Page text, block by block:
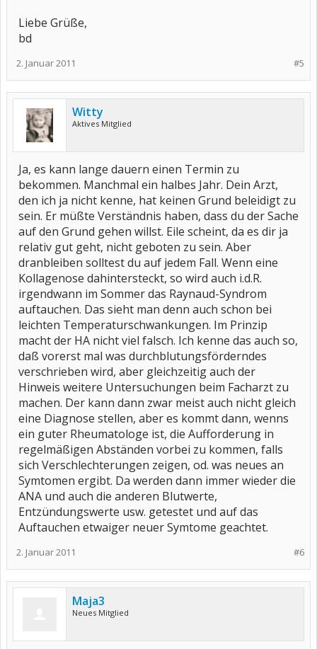
Liebe Grüße,
bd
#5
2. Januar 2011
Witty
Aktives Mitglied
Ja, es kann lange dauern einen Termin zu
bekommen. Manchmal ein halbes Jahr. Dein Arzt,
den ich ja nicht kenne, hat keinen Grund beleidigt zu
sein. Er müßte Verständnis haben, dass du der Sache
auf den Grund gehen willst. Eile scheint, da es dir ja
relativ gut geht, nicht geboten zu sein. Aber
dranbleiben solltest du auf jedem Fall. Wenn eine
Kollagenose dahintersteckt, so wird auch i.d.R.
irgendwann im Sommer das Raynaud-Syndrom
auftauchen. Das sieht man denn auch schon bei
leichten Temperaturschwankungen. Im Prinzip
macht der HA nicht viel falsch. Ich kenne das auch so,
daß vorerst mal was durchblutungsförderndes
verschrieben wird, aber gleichzeitig auch der
Hinweis weitere Untersuchungen beim Facharzt zu
machen. Der kann dann zwar meist auch nicht gleich
eine Diagnose stellen, aber es kommt dann, wenns
ein guter Rheumatologe ist, die Aufforderung in
regelmäßigen Abständen vorbei zu kommen, falls
sich Verschlechterungen zeigen, od. was neues an
Symtomen ergibt. Da werden dann immer wieder die
ANA und auch die anderen Blutwerte,
Entzündungswerte usw. getestet und auf das
Auftauchen etwaiger neuer Symtome geachtet.
#6
2. Januar 2011
Maja3
Neues Mitglied